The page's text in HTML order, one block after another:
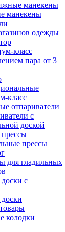
манекены
манекены
одежды
класс
пара от 3
класс
отпариватели
с
доской
прессы
для гладильных
с
колодки